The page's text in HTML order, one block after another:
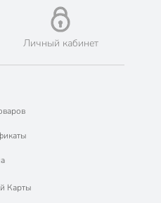
Личный кабинет
Карты